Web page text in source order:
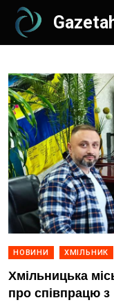
НОВИНИ ХМІЛЬНИК
Хмільницька
про співпрацю